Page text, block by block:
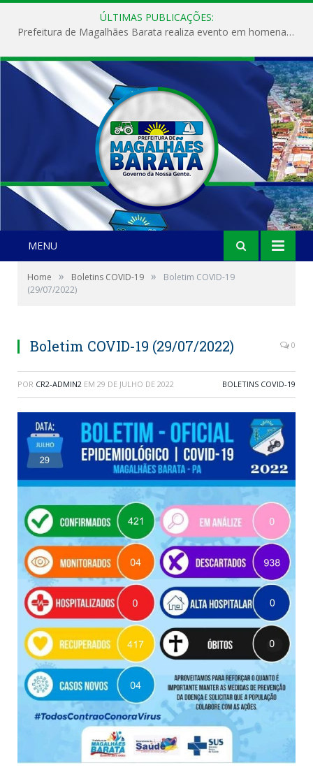
ÚLTIMAS PUBLICAÇÕES:
Prefeitura de Magalhães Barata realiza evento em homenagem ao Dia Internacional da Mulher
MENU
Home » Boletins COVID-19 »
Boletim COVID-19
(29/07/2022)
Boletim COVID-19 (29/07/2022) 0
POR CR2-ADMIN2 EM 29 DE JULHO DE 2022 BOLETINS COVID-19